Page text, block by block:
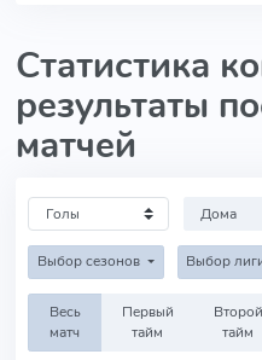
Статистика
результаты
матчей
Дома
Выбор сезонов Выбор
Весь
матч
Первый
тайм
Второй
тайм